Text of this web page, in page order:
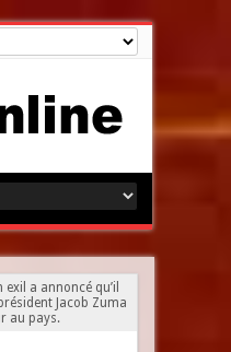
a annoncé qu’il
Jacob Zuma
au pays.